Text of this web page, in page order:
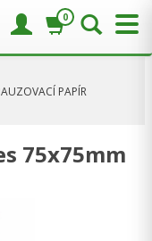
PAPÍR
75x75mm
0